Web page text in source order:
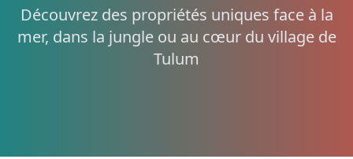
Découvrez des propriétés uniques face à la
mer, dans la jungle ou au cœur du village de
Tulum